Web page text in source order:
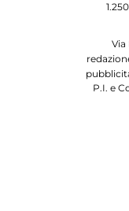
Via
P.I. e